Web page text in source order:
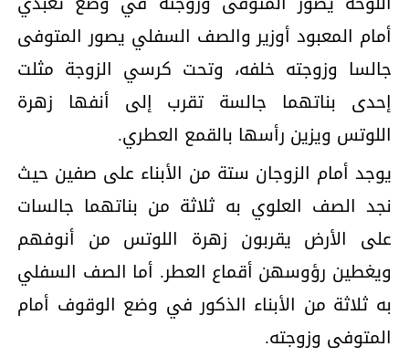
أمام المعبود أوزير والصف السفلي يصور المتوفى
جالسا وزوجته خلفه، وتحت كرسي الزوجة مثلت
إحدى بناتهما جالسة تقرب إلى أنفها زهرة
اللوتس ويزين رأسها بالقمع العطري.
يوجد أمام الزوجان ستة من الأبناء على صفين حيث
نجد الصف العلوي به ثلاثة من بناتهما جالسات
على الأرض يقربون زهرة اللوتس من أنوفهم
ويغطين رؤوسهن أقماع العطر. أما الصف السفلي
به ثلاثة من الأبناء الذكور في وضع الوقوف أمام
المتوفى وزوجته.